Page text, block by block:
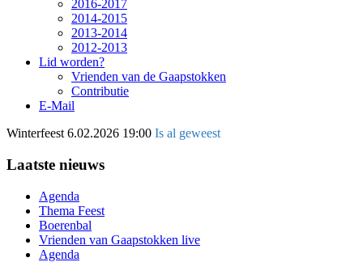
2016-2017
2014-2015
2013-2014
2012-2013
Lid worden?
Vrienden van de Gaapstokken
Contributie
E-Mail
Winterfeest 6.02.2026 19:00 Is al geweest
Laatste nieuws
Agenda
Thema Feest
Boerenbal
Vrienden van Gaapstokken live
Agenda